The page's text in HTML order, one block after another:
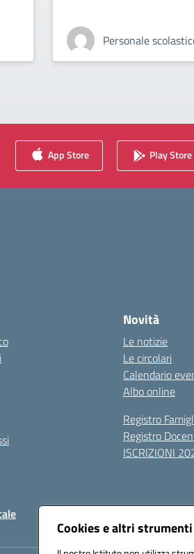
Cookies e altri
Personale
App Store Play Store
Novità
Le notizie
Le circolari
Calendario
Albo online
Registro
Registro
ISCRIZIONI